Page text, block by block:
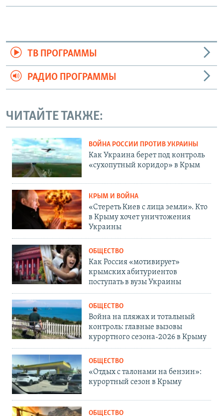
ТВ ПРОГРАММЫ
РАДИО ПРОГРАММЫ
ЧИТАЙТЕ ТАКЖЕ:
ВОЙНА РОССИИ ПРОТИВ УКРАИНЫ
Как Украина берет под контроль
«сухопутный коридор» в Крым
КРЫМ И ВОЙНА
«Стереть Киев с лица земли». Кто
в Крыму хочет уничтожения
Украины
ОБЩЕСТВО
Как Россия «мотивирует»
крымских абитуриентов
поступать в вузы Украины
ОБЩЕСТВО
Война на пляжах и тотальный
контроль: главные вызовы
курортного сезона-2026 в Крыму
ОБЩЕСТВО
«Отдых с талонами на бензин»:
курортный сезон в Крыму
ОБЩЕСТВО